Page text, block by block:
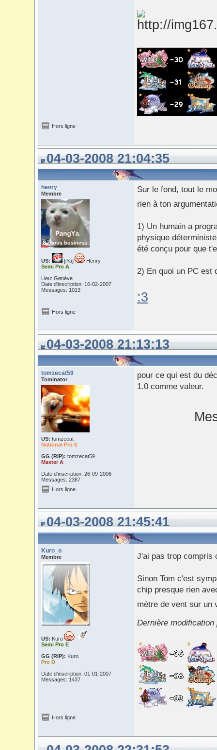
Hors ligne
04-03-2008 21:04:35
henry
Membre
US: [iYa]
Henry
Semi Pro A
Lieu: Genève
Date d'inscription: 16-02-2007
Messages: 1013
Sur le fond, tout le
rien à ton
1) Un humain a
physique
été conçu pour que
2) En quoi un PC est
:3
Hors ligne
04-03-2008 21:13:13
tomzecat59
Tominator
US: tomzecat
National Pro E
GG (RIP): tomzecat59
Master A
Date d'inscription: 26-09-2006
Messages: 2387
pour ce qui est du
1.0 comme valeur.
Hors ligne
04-03-2008 21:45:41
Kuro_o
Membre
US: Kuro
Semi Pro E
GG (RIP): Kuro
Pro D
Date d'inscription: 01-01-2007
Messages: 1437
J'ai pas trop compris
Sinon Tom c'est
chip presque rien
mètre de vent sur un
Dernière modification
Hors ligne